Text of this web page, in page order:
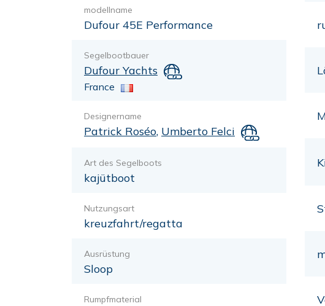
modellname
Dufour 45E Performance
Segelbootbauer
Dufour Yachts
France
Designername
Patrick Roséo, Umberto Felci
Art des Segelboots
kajütboot
Nutzungsart
kreuzfahrt/regatta
Ausrüstung
Sloop
Rumpfmaterial